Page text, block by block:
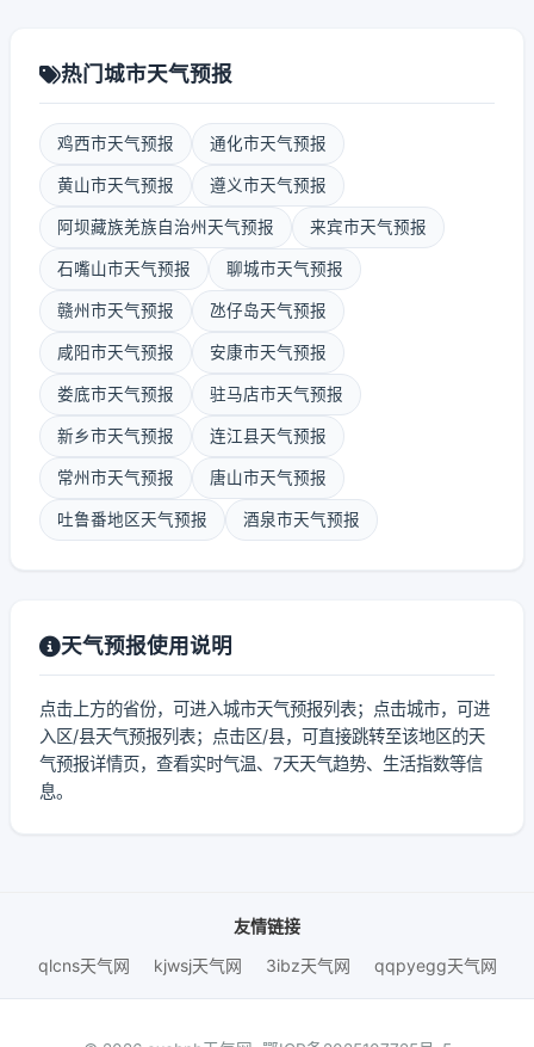
热门城市天气预报
鸡西市天气预报 通化市天气预报
黄山市天气预报 遵义市天气预报
阿坝藏族羌族自治州天气预报 来宾市天气预报
石嘴山市天气预报 聊城市天气预报
赣州市天气预报 氹仔岛天气预报
咸阳市天气预报 安康市天气预报
娄底市天气预报 驻马店市天气预报
新乡市天气预报 连江县天气预报
常州市天气预报 唐山市天气预报
吐鲁番地区天气预报 酒泉市天气预报
天气预报使用说明
点击上方的省份，可进入城市天气预报列表；点击城市，可进
入区/县天气预报列表；点击区/县，可直接跳转至该地区的天
气预报详情页，查看实时气温、7天天气趋势、生活指数等信
息。
友情链接
qlcns天气网
kjwsj天气网 3ibz天气网 qqpyegg天气网